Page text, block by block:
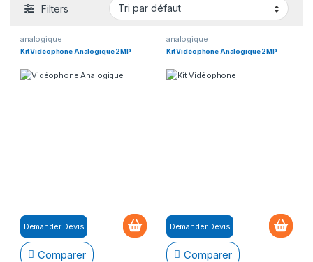
Filters
analogique
Kit Vidéophone Analogique 2MP
Demander Devis
Comparer
analogique
Kit Vidéophone Analogique 2MP
Demander Devis
Comparer